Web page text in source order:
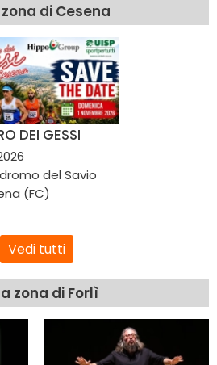
di Cesena
DEI GESSI
del Savio
(FC)
Vedi tutti
zona di Forlì